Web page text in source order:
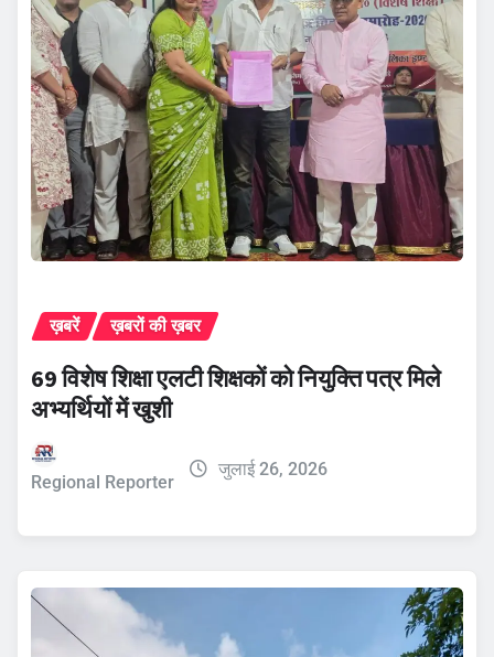
ख़बरें ख़बरों की ख़बर
69 विशेष शिक्षा एलटी शिक्षकों को नियुक्ति पत्र मिले
अभ्यर्थियों में खुशी
Regional Reporter
जुलाई 26, 2026